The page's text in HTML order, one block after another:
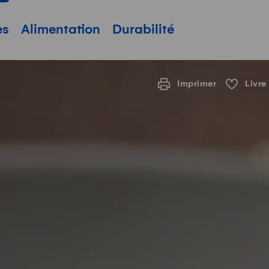
Alimentation Durabilité
Imprimer Livre